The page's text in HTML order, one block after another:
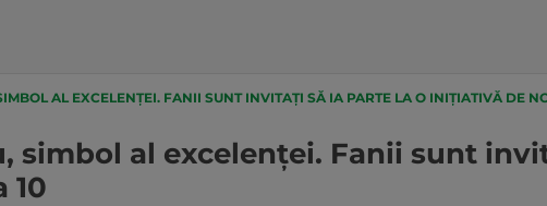
AL EXCELENȚEI. FANII SUNT INVITAȚI SĂ IA PARTE LA O INIȚIATIVĂ DE
simbol al excelenței. Fanii sunt
10